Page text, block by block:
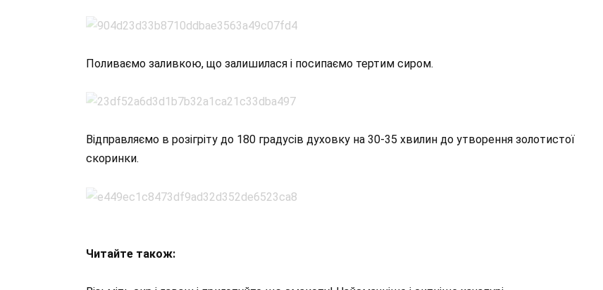
Поливаємо заливкою, що залишилася і посипаємо тертим сиром.
Відправляємо в розігріту до 180 градусів духовку на 30-35 хвилин до утворення золотистої
скоринки.
Читайте також: